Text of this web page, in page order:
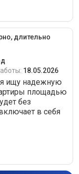
длительно
18.05.2026
я ищу надежную
площадью
без
в себя